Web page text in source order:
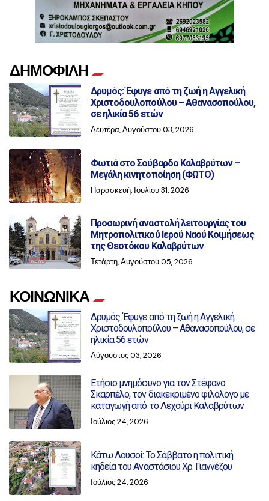
ΔΗΜΟΦΙΛΗ
Δρυμός: Έφυγε από τη ζωή η Αγγελική
Χριστοδουλοπούλου – Αθανασοπούλου,
σε ηλικία 56 ετών
Δευτέρα, Αυγούστου 03, 2026
Φωτιά στο Σούβαρδο Καλαβρύτων –
Μεγάλη κινητοποίηση (ΦΩΤΟ)
Παρασκευή, Ιουλίου 31, 2026
Προσωρινή αναστολή λειτουργίας του
Μητροπολιτικού Ιερού Ναού Κοιμήσεως
της Θεοτόκου Καλαβρύτων
Τετάρτη, Αυγούστου 05, 2026
ΚΟΙΝΩΝΙΚΑ
Δρυμός: Έφυγε από τη ζωή η Αγγελική
Χριστοδουλοπούλου – Αθανασοπούλου, σε
ηλικία 56 ετών
Αύγουστος 03, 2026
Ετήσιο μνημόσυνο για τον Στέφανο
Σκαρπέλο, τον διακεκριμένο φιλόλογο με
καταγωγή από το Λεχούρι Καλαβρύτων
Ιούλιος 24, 2026
Κάτω Λουσοί: Το Σάββατο η πολιτική
κηδεία του Αναστάσιου Χρ. Γιαννέζου
Ιούλιος 24, 2026